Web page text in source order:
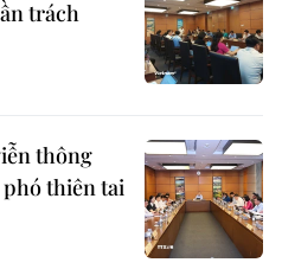
trách
thông
thiên tai